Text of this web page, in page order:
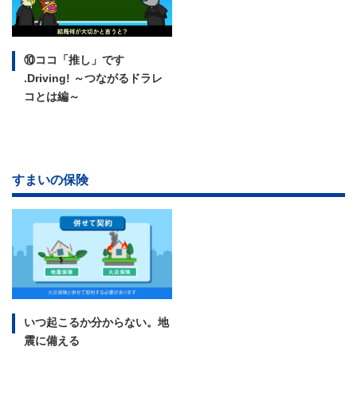
⑩ココ「推し」です
.Driving! ～つながるドラレ
コとは編～
すまいの保険
いつ起こるか分からない。 地
震に備える